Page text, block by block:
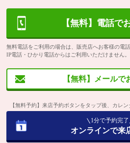
【無料】電話で
無料電話をご利用の場合は、販売店へお客様の電
IP電話・ひかり電話からはご利用いただけません。
【無料】メールで
【無料予約】来店予約ボタンをタップ後、カレ
1分で予約完了
オンラインで来